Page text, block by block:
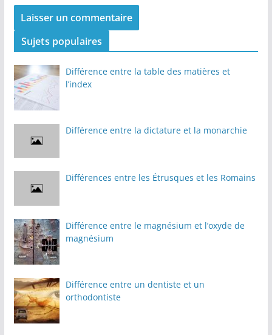
Sujets populaires
Différence entre la table des matières et
l’index
Différence entre la dictature et la monarchie
Différences entre les Étrusques et les Romains
Différence entre le magnésium et l’oxyde de
magnésium
Différence entre un dentiste et un
orthodontiste